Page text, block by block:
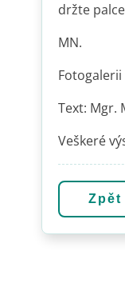
držte
MN.
Text: Mgr.
Veškeré
Zpět